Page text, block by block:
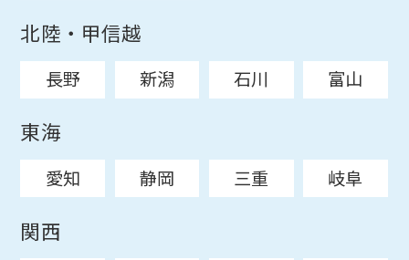
北陸・甲信越
長野 新潟 石川 富山
東海
愛知 静岡 三重 岐阜
関西